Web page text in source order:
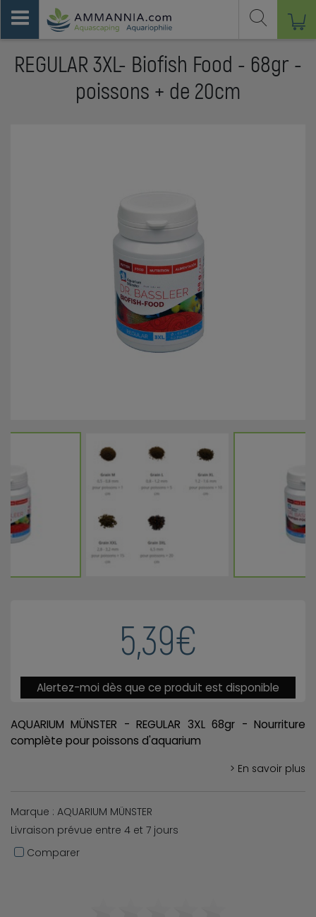
5,39€
Alertez-moi dès que ce produit est disponible
AQUARIUM MÜNSTER - REGULAR 3XL 68gr - Nourriture
complète pour poissons d'aquarium
> En savoir plus
Marque : AQUARIUM MÜNSTER
Livraison prévue entre 4 et 7 jours
Comparer
REGULAR 3XL- Biofish Food - 68gr -
poissons + de 20cm